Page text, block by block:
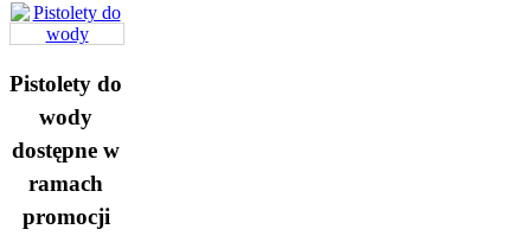
Pistolety do
wody
dostępne w
ramach
promocji